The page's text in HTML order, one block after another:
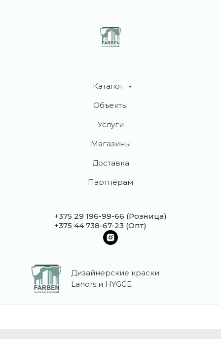
Каталог
Объекты
Услуги
Магазины
Доставка
Партнёрам
+375 29 196-99-66 (Розница)
+375 44 738-67-23 (Опт)
Дизайнерские краски
Lanors и HYGGE